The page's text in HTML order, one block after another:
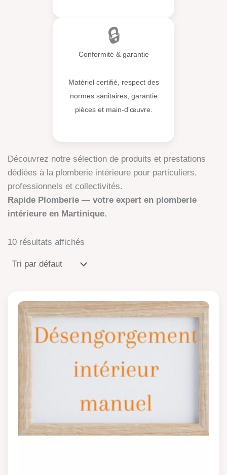
🔒
Conformité & garantie
Matériel certifié, respect des
normes sanitaires, garantie
pièces et main-d’œuvre.
Découvrez notre sélection de produits et prestations
dédiées à la plomberie intérieure pour particuliers,
professionnels et collectivités.
Rapide Plomberie — votre expert en plomberie
intérieure en Martinique.
10 résultats affichés